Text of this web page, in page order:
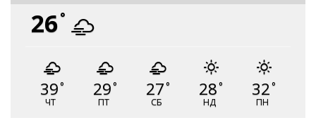
26°
39°
ЧТ
29°
ПТ
27°
СБ
28°
НД
32°
ПН